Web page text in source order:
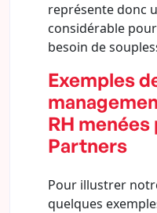
représente donc
considérable
besoin de
Exemples
RH menées
Partners
Pour illustrer
quelques